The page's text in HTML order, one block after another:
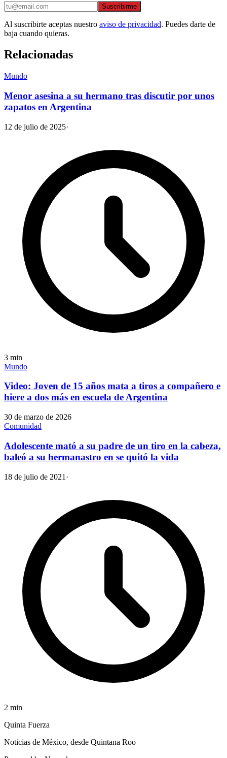
Suscribirme
Al suscribirte aceptas nuestro aviso de privacidad. Puedes darte de
baja cuando quieras.
Relacionadas
Mundo
Menor asesina a su hermano tras discutir por unos
zapatos en Argentina
12 de julio de 2025·
3 min
Mundo
Video: Joven de 15 años mata a tiros a compañero e
hiere a dos más en escuela de Argentina
30 de marzo de 2026
Comunidad
Adolescente mató a su padre de un tiro en la cabeza,
baleó a su hermanastro en se quitó la vida
18 de julio de 2021 ·
2 min
Quinta Fuerza
Noticias de México, desde Quintana Roo